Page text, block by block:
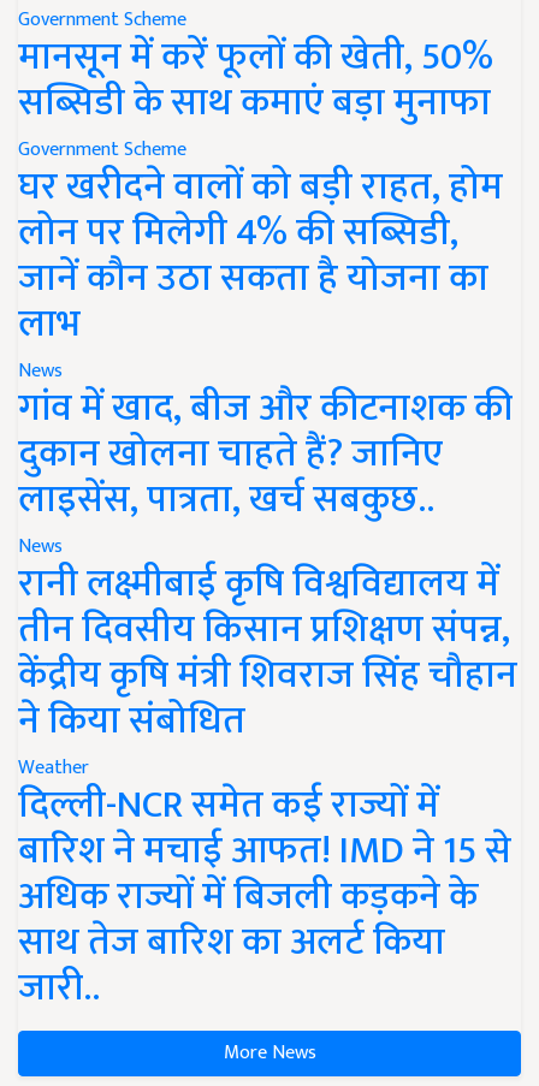
Government Scheme
मानसून में करें फूलों की खेती, 50%
सब्सिडी के साथ कमाएं बड़ा मुनाफा
Government Scheme
घर खरीदने वालों को बड़ी राहत, होम
लोन पर मिलेगी 4% की सब्सिडी,
जानें कौन उठा सकता है योजना का
लाभ
News
गांव में खाद, बीज और कीटनाशक की
दुकान खोलना चाहते हैं? जानिए
लाइसेंस, पात्रता, खर्च सबकुछ..
News
रानी लक्ष्मीबाई कृषि विश्वविद्यालय में
तीन दिवसीय किसान प्रशिक्षण संपन्न,
केंद्रीय कृषि मंत्री शिवराज सिंह चौहान
ने किया संबोधित
Weather
दिल्ली-NCR समेत कई राज्यों में
बारिश ने मचाई आफत! IMD ने 15 से
अधिक राज्यों में बिजली कड़कने के
साथ तेज बारिश का अलर्ट किया
जारी..
More News